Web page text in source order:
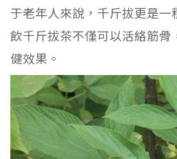
于老年人來說，千斤拔更是一
飲千斤拔茶不僅可以活絡筋骨
健效果。